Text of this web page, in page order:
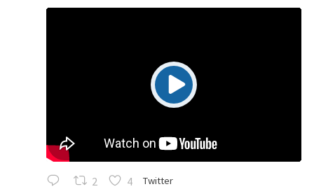
2 4 Twitter